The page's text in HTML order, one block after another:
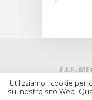
F.I.P.
Utilizziamo i cookie per
sul nostro sito Web.